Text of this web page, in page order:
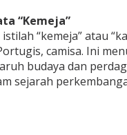
“Kemeja”
“kemeja” atau
camisa. Ini
budaya dan
sejarah